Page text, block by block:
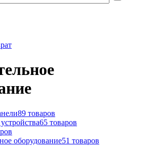
89 товаров
65 товаров
оборудование51 товаров